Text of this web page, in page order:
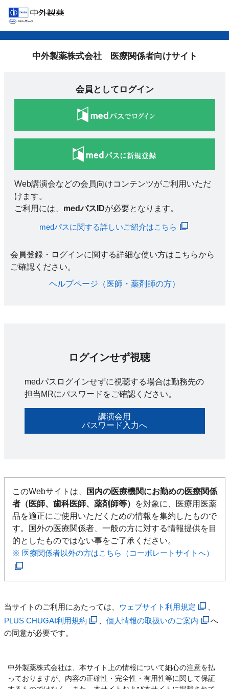
中外製薬株式会社 医療関係者向けサイト
会員としてログイン
Web講演会などの会員向けコンテンツがご利用いただ
けます。
ご利用には、 medパスIDが必要となります。
medパスに関する詳しいご紹介はこちら
会員登録・ログインに関する詳細な使い方はこちらから
ご確認ください。​
ヘルプページ（医師・薬剤師の方）​
ログインせず視聴
medパスログインせずに視聴する場合は勤務先の
担当MRにパスワードをご確認ください。
講演会用
パスワード入力へ
このWebサイトは、
国内の医療機関にお勤めの医療関係
者（医師、歯科医師、薬剤師等）
を対象に、医療用医薬
品を適正にご使用いただくための情報を集約したもので
す。国外の医療関係者、一般の方に対する情報提供を目
的としたものではない事をご了承ください。
※ 医療関係者以外の方はこちら（コーポレートサイトへ）
当サイトのご利用にあたっては、 ウェブサイト利用規定
PLUS CHUGAI利用規約
、個人情報の取扱いのご案内
へ
の同意が必要です。
中外製薬株式会社は、本サイト上の情報について細心の注意を払
っておりますが、内容の正確性・完全性・有用性等に関して保証